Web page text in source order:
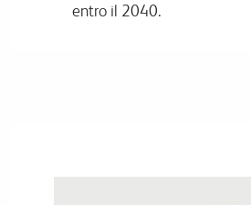
entro il 2040.